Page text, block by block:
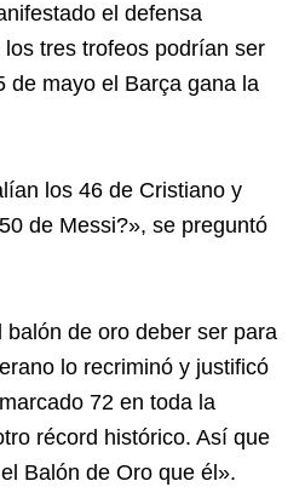
el defensa
tres trofeos podrían ser
de mayo el Barça gana la
los 46 de Cristiano y
de Messi?», se preguntó
de oro deber ser para
lo recriminó y justificó
72 en toda la
récord histórico. Así que
Balón de Oro que él».